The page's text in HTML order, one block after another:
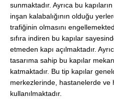
sunmaktadır. Ayrıca bu
inşan kalabalığının olduğu
trafiğinin olmasını
sıfıra indiren bu kapılar
etmeden kapı açılmaktadır.
tasarıma sahip bu kapılar
katmaktadır. Bu tip kapılar
merkezlerinde, hastanelerde ve
kullanılmaktadır.